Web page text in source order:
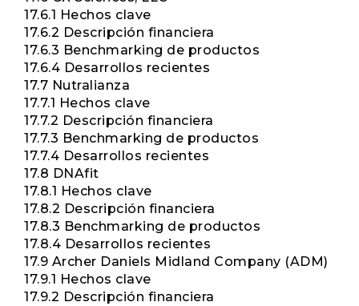
17.6.1 Hechos clave
17.6.2 Descripción financiera
17.6.3 Benchmarking de productos
17.6.4 Desarrollos recientes
17.7 Nutralianza
17.7.1 Hechos clave
17.7.2 Descripción financiera
17.7.3 Benchmarking de productos
17.7.4 Desarrollos recientes
17.8 DNAfit
17.8.1 Hechos clave
17.8.2 Descripción financiera
17.8.3 Benchmarking de productos
17.8.4 Desarrollos recientes
17.9 Archer Daniels Midland Company (ADM)
17.9.1 Hechos clave
17.9.2 Descripción financiera